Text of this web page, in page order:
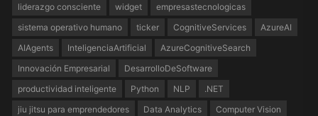
liderazgo consciente
widget
empresastecnologicas
sistema operativo humano
ticker CognitiveServices
AzureAI
AIAgents
InteligenciaArtificial
AzureCognitiveSearch
Innovación Empresarial
DesarrolloDeSoftware
productividad inteligente
Python NLP
.NET
jiu jitsu para emprendedores
Data Analytics Computer Vision